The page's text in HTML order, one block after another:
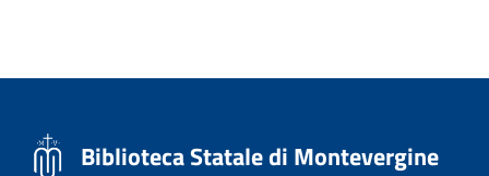
Biblioteca Statale di Montevergine